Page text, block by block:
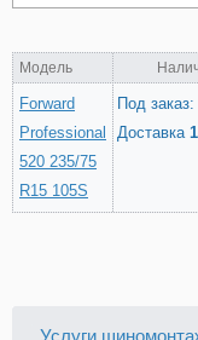
Модель
Forward
Professional
520 235/75
R15 105S
Под заказ:
Доставка